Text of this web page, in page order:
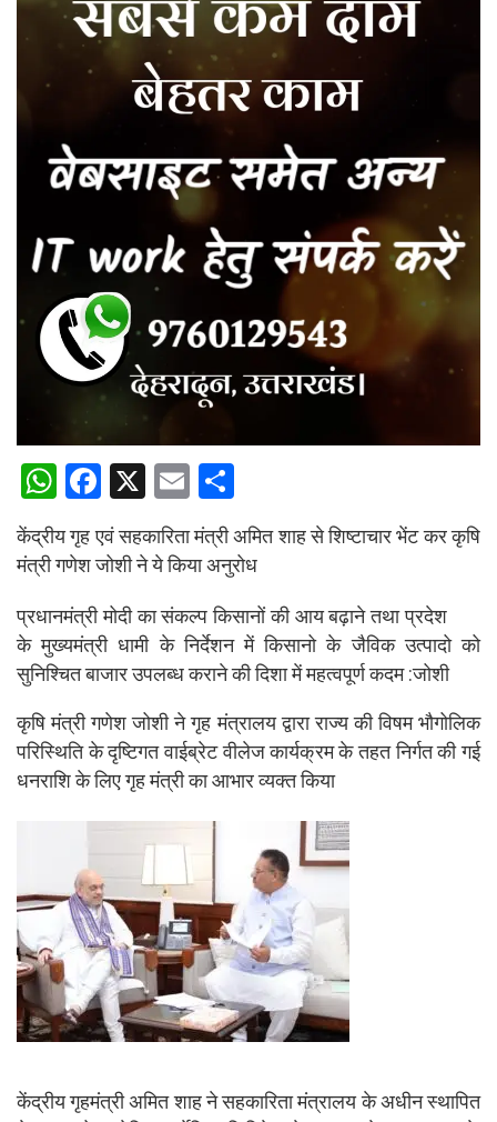
W
at
A
p
p
F
a
ce
o
o
k
X
E
m
ail
h
ar
e
केंद्रीय गृह एवं सहकारिता मंत्री अमित शाह से शिष्टाचार भेंट कर कृषि
मंत्री गणेश जोशी ने ये किया अनुरोध
प्रधानमंत्री मोदी का संकल्प किसानों की आय बढ़ाने तथा प्रदेश
के मुख्यमंत्री धामी के निर्देशन में किसानो के जैविक उत्पादो को
सुनिश्चित बाजार उपलब्ध कराने की दिशा में महत्वपूर्ण कदम :जोशी
कृषि मंत्री गणेश जोशी ने गृह मंत्रालय द्वारा राज्य की विषम भौगोलिक
परिस्थिति के दृष्टिगत वाईब्रेट वीलेज कार्यक्रम के तहत निर्गत की गई
धनराशि के लिए गृह मंत्री का आभार व्यक्त किया
केंद्रीय गृहमंत्री अमित शाह ने सहकारिता मंत्रालय के अधीन स्थापित